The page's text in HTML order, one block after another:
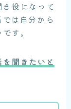
役になって
は自分から
す。
聞きたいと